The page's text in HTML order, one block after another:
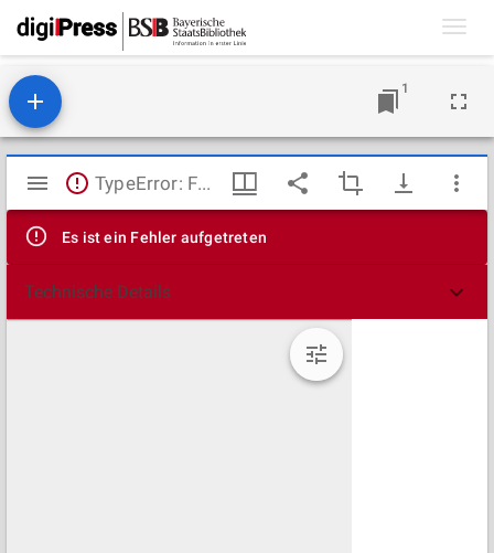
1
Mirador
Viewer
TypeError: Failed to fetch
Es ist ein Fehler aufgetreten
Technische Details